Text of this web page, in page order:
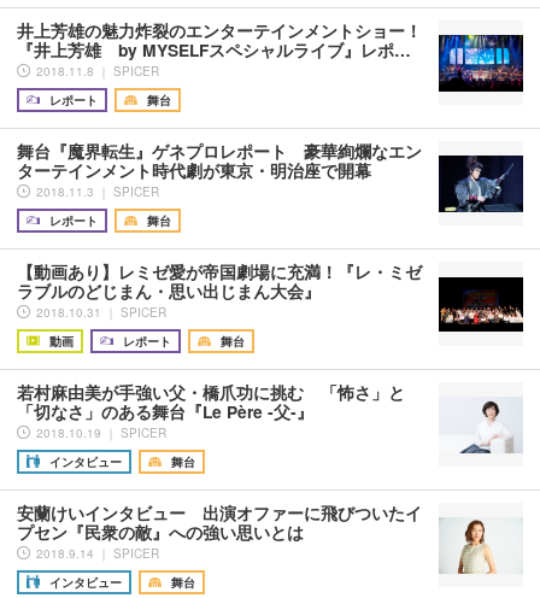
井上芳雄の魅力炸裂のエンターテインメントショー！
『井上芳雄 by MYSELFスペシャルライブ』レポ…
2018.11.8 ｜ SPICER
レポート
舞台
舞台『魔界転生』ゲネプロレポート 豪華絢爛なエン
ターテインメント時代劇が東京・明治座で開幕
2018.11.3 ｜ SPICER
レポート
舞台
【動画あり】レミゼ愛が帝国劇場に充満！『レ・ミゼ
ラブルのどじまん・思い出じまん大会』
2018.10.31 ｜ SPICER
動画
レポート 舞台
若村麻由美が手強い父・橋爪功に挑む 「怖さ」と
「切なさ」のある舞台『Le Père ‐父‐』
2018.10.19 ｜ SPICER
インタビュー
舞台
安蘭けいインタビュー 出演オファーに飛びついたイ
プセン『民衆の敵』への強い思いとは
2018.9.14 ｜ SPICER
インタビュー
舞台